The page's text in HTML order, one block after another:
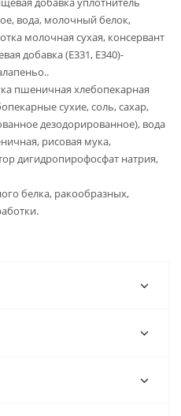
вода, молочный белок,
молочная сухая, консервант
добавка (Е331, Е340)-
пшеничная хлебопекарная
сухие, соль, сахар,
дезодорированное), вода
рисовая мука,
дигидропирофосфат натрия,
белка, ракообразных,